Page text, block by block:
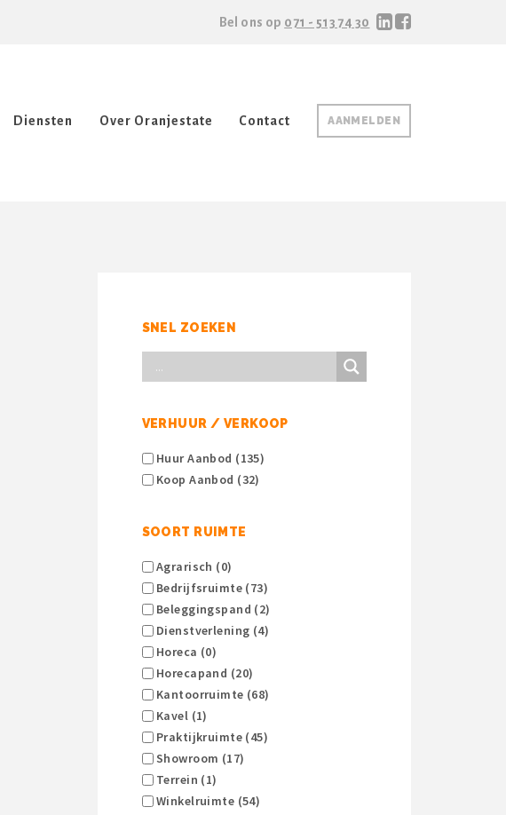
Bel ons op 071 - 513 74 30
AANMELDEN
Diensten Over Oranjestate Contact
SNEL ZOEKEN
VERHUUR / VERKOOP
Huur Aanbod (135)
Koop Aanbod (32)
SOORT RUIMTE
Agrarisch (0)
Bedrijfsruimte (73)
Beleggingspand (2)
Dienstverlening (4)
Horeca (0)
Horecapand (20)
Kantoorruimte (68)
Kavel (1)
Praktijkruimte (45)
Showroom (17)
Terrein (1)
Winkelruimte (54)